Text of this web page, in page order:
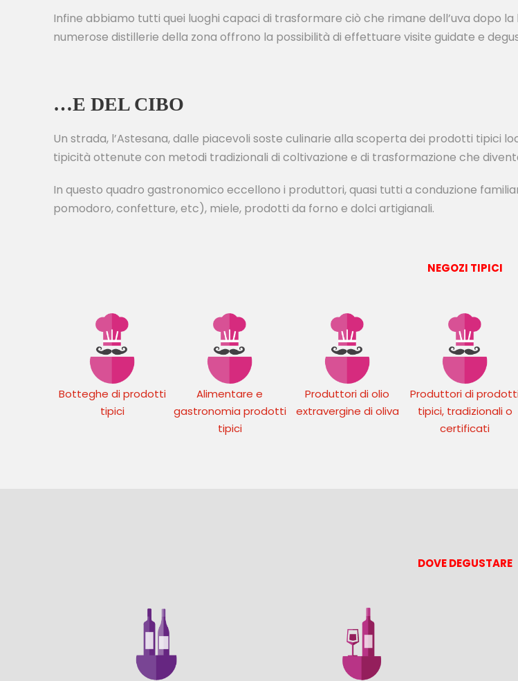
Infine abbiamo tutti quei luoghi capaci di trasformare ciò che rimane dell’uva dopo
numerose distillerie della zona offrono la possibilità di effettuare visite guidate e
…E DEL CIBO
Un strada, l’Astesana, dalle piacevoli soste culinarie alla scoperta dei prodotti tipici
tipicità ottenute con metodi tradizionali di coltivazione e di trasformazione che
In questo quadro gastronomico eccellono i produttori, quasi tutti a conduzione
pomodoro, confetture, etc), miele, prodotti da forno e dolci artigianali.
NEGOZI TIPICI
Botteghe di prodotti
tipici
Alimentare e
gastronomia prodotti
tipici
Produttori di olio
extravergine di oliva
Produttori di
tipici, tradizionali o
certificati
DOVE DEGUSTARE